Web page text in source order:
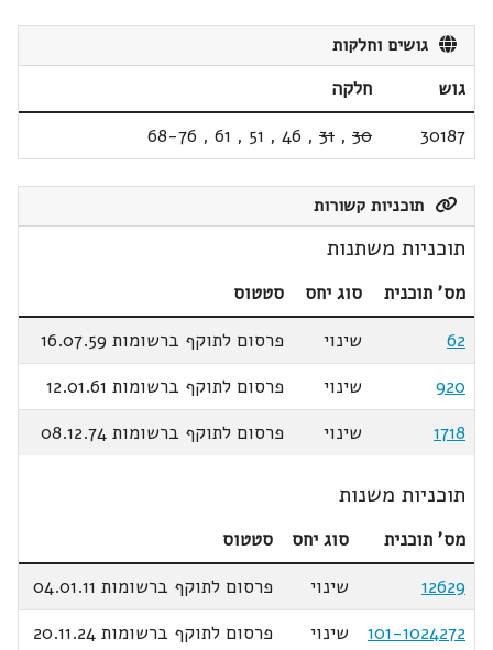
גושים וחלקות
גוש
חלקה
30187
30
,
31
,
46
,
51
,
61
,
68-76
תוכניות קשורות
תוכניות משתנות
מס' תוכנית סוג יחס
סטטוס
62
שינוי
פרסום לתוקף ברשומות 16.07.59
920
שינוי
פרסום לתוקף ברשומות 12.01.61
1718
שינוי פרסום לתוקף ברשומות 08.12.74
תוכניות משנות
מס' תוכנית סוג יחס
סטטוס
12629
שינוי
פרסום לתוקף ברשומות 04.01.11
101-1024272
שינוי פרסום לתוקף ברשומות 20.11.24